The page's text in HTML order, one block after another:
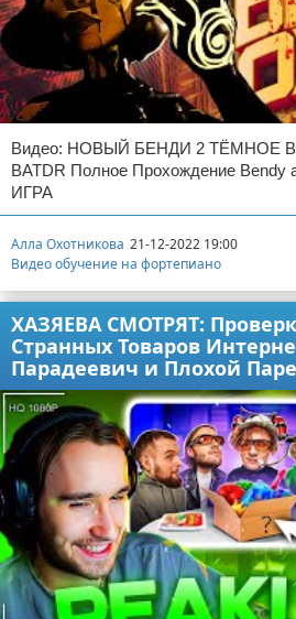
Видео: НОВЫЙ БЕНДИ 2 ТЁМНОЕ
BATDR Полное Прохождение Bendy
ИГРА
Алла Охотникова 21-12-2022 19:00
Видео обучение на фортепиано
ХАЗЯЕВА СМОТРЯТ:
Странных Товаров
Парадеевич и Плохой